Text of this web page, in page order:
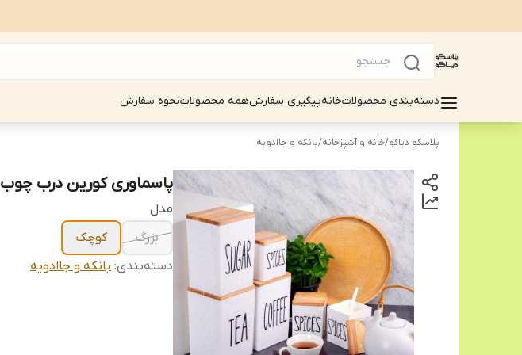
دسته‌بندی محصولاتخانهپیگیری سفارشهمه محصولاتنحوه سفارش
پلاسکو دیاکو/خانه و آشپزخانه/بانکه و جاادویه
پاسماوری کورین درب چوب
مدل
بزرگ
کوچک
دسته‌بندی: بانکه و جاادویه